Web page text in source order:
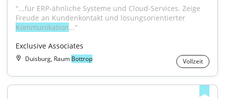
"...für ERP-ähnliche Systeme und Cloud-Services. Zeige
Kommunikation..."
Exclusive Associates
Duisburg, Raum Bottrop Vollzeit